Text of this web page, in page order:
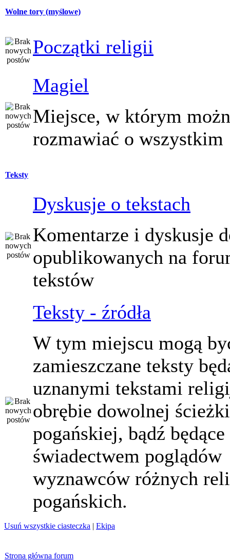
Wolne tory (myślowe)
Początki religii
Magiel
Miejsce, w którym
rozmawiać o wszystkim
Teksty
Dyskusje o tekstach
Komentarze i dyskusje
opublikowanych na
tekstów
Teksty - źródła
W tym miejscu mogą
zamieszczane teksty
uznanymi tekstami
obrębie dowolnej ścieżki
pogańskiej, bądź będące
świadectwem poglądów
wyznawców różnych
pogańskich.
Usuń wszystkie ciasteczka | Ekipa
Strona główna forum